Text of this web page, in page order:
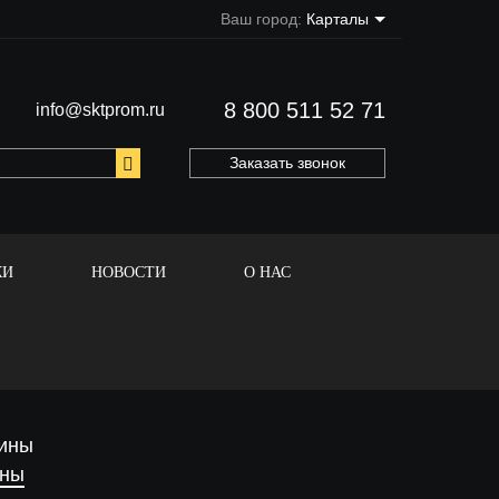
Ваш город: Карталы
info@sktprom.ru 8 800 511 52 71
Заказать звонок
НОВОСТИ О НАС